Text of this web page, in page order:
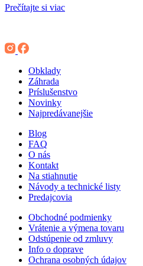
Prečítajte si viac
Obklady
Záhrada
Príslušenstvo
Novinky
Najpredávanejšie
Blog
FAQ
O nás
Kontakt
Na stiahnutie
Návody a technické listy
Predajcovia
Obchodné podmienky
Vrátenie a výmena tovaru
Odstúpenie od zmluvy
Info o doprave
Ochrana osobných údajov